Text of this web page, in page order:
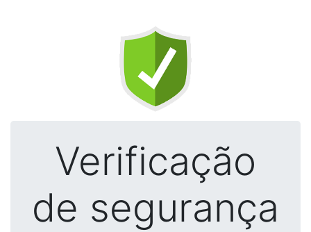
Verificação
de segurança